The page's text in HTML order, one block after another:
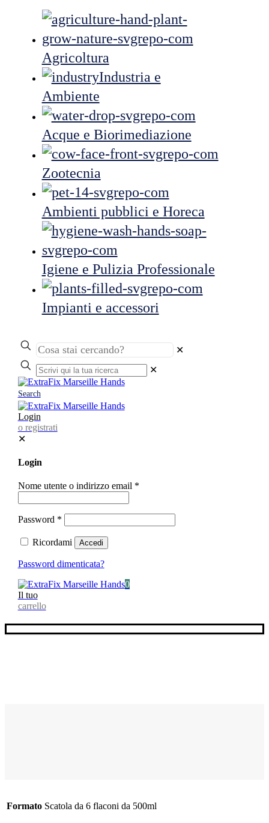
Agricoltura
Industria e
Ambiente
Acque e Biorimediazione
Zootecnia
Ambienti pubblici e Horeca
Igiene e Pulizia Professionale
Impianti e accessori
✕
✕
Search
Login
o registrati
✕
Login
Nome utente o indirizzo email *
Password *
Ricordami Accedi
Password dimenticata?
0
Il tuo
carrello
Formato Scatola da 6 flaconi da 500ml